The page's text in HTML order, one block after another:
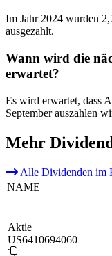
Im Jahr 2024 wurden
ausgezahlt.
Wann wird die
erwartet?
Es wird erwartet, dass
September auszahlen
Mehr
Alle Dividenden im
NAME
Aktie
US6410694060